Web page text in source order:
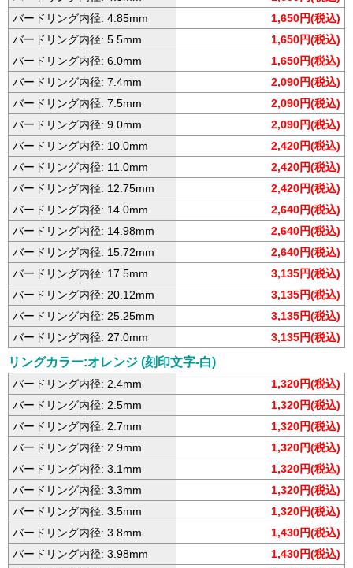
バードリング内径: 4.85mm
1,650円(税込)
バードリング内径: 5.5mm
1,650円(税込)
バードリング内径: 6.0mm
1,650円(税込)
バードリング内径: 7.4mm
2,090円(税込)
バードリング内径: 7.5mm
2,090円(税込)
バードリング内径: 9.0mm
2,090円(税込)
バードリング内径: 10.0mm
2,420円(税込)
バードリング内径: 11.0mm
2,420円(税込)
バードリング内径: 12.75mm
2,420円(税込)
バードリング内径: 14.0mm
2,640円(税込)
バードリング内径: 14.98mm
2,640円(税込)
バードリング内径: 15.72mm
2,640円(税込)
バードリング内径: 17.5mm
3,135円(税込)
バードリング内径: 20.12mm
3,135円(税込)
バードリング内径: 25.25mm
3,135円(税込)
バードリング内径: 27.0mm
3,135円(税込)
リングカラー:オレンジ (刻印文字-白)
バードリング内径: 2.4mm
1,320円(税込)
バードリング内径: 2.5mm
1,320円(税込)
バードリング内径: 2.7mm
1,320円(税込)
バードリング内径: 2.9mm
1,320円(税込)
バードリング内径: 3.1mm
1,320円(税込)
バードリング内径: 3.3mm
1,320円(税込)
バードリング内径: 3.5mm
1,320円(税込)
バードリング内径: 3.8mm
1,430円(税込)
バードリング内径: 3.98mm
1,430円(税込)